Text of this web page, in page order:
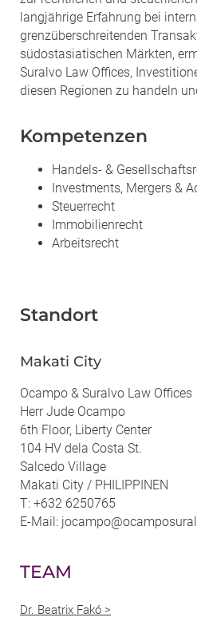
langjährige Erfahrung bei
grenzüberschreitenden
südostasiatischen Märkten,
Suralvo Law Offices,
diesen Regionen zu handeln
Kompetenzen
Handels- &
Investments, Mergers &
Steuerrecht
Immobilienrecht
Arbeitsrecht
Standort
Makati City
Ocampo & Suralvo Law Offices
Herr Jude Ocampo
6th Floor, Liberty Center
104 HV dela Costa St.
Salcedo Village
Makati City / PHILIPPINEN
T: +632 6250765
E-Mail:
TEAM
Dr. Beatrix Fakó >